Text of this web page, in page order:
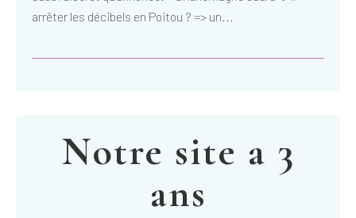
arrêter les décibels en Poitou ? => un...
Notre site a 3
ans